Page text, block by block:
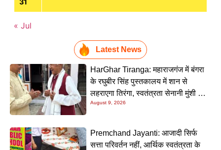
31
« Jul
Latest News
HarGhar Tiranga: महाराजगंज में बंगरा
के रघुबीर सिंह पुस्तकालय में शान से
लहराएगा तिरंगा, स्वतंत्रता सेनानी मुंशी सिंह
होंगे मुख्य अतिथि
August 9, 2026
Premchand Jayanti: आजादी सिर्फ
सत्ता परिवर्तन नहीं, आर्थिक स्वतंत्रता के